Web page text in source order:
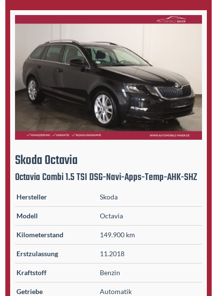
SkodaOctavia
Octavia Combi 1.5 TSI DSG-Navi-Apps-Temp-AHK-SHZ
Hersteller Skoda
Modell Octavia
Kilometer­stand 149.900 km
Erst­zulassung 11.2018
Kraftstoff Benzin
Getriebe Automatik